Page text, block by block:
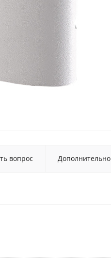
вопрос Дополнительно